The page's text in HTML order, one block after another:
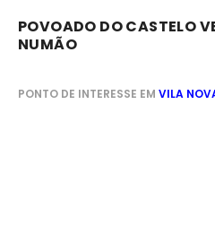
POVOADO DO CASTELO
NUMÃO
PONTO DE INTERESSE EM VILA